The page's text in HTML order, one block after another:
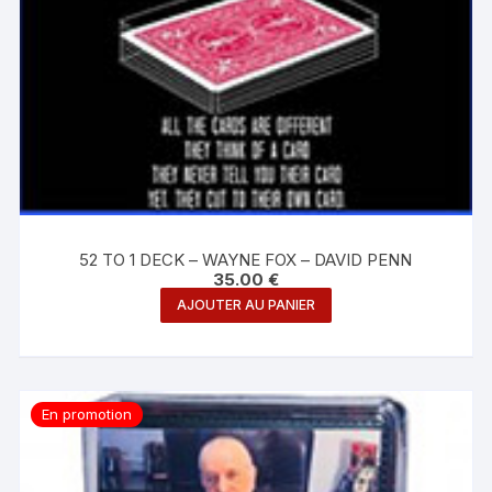
52 TO 1 DECK – WAYNE FOX – DAVID PENN
35.00 €
AJOUTER AU PANIER
En promotion